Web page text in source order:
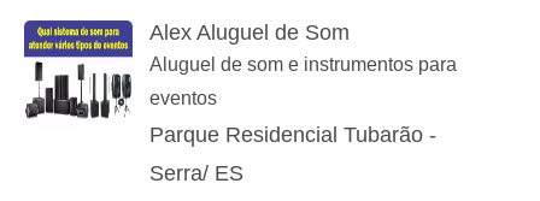
Alex Aluguel de Som
Aluguel de som e instrumentos para
eventos
Parque Residencial Tubarão -
Serra/ ES